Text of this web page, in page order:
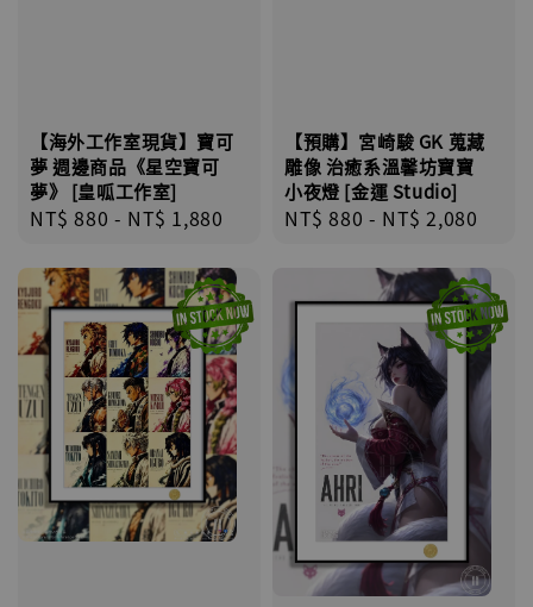
【海外工作室現貨】寶可
夢 週邊商品《星空寶可
夢》 [皇呱工作室]
Regular
NT$ 880 - NT$ 1,880
【預購】宮崎駿 GK 蒐藏
雕像 治癒系溫馨坊寶寶
小夜燈 [金運 Studio]
Regular
NT$ 880 - NT$ 2,080